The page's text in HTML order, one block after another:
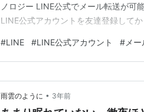
ノロジー LINE公式でメール転送が可
LINE公式アカウントを友達登録して
ー」を追加することによって、受け取
を切り替えられるようにな…
#LINE #LINE公式アカウント # メ
雨雲のように • 3年前